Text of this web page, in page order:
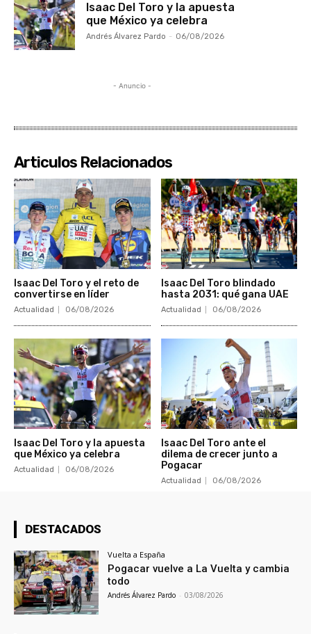
Isaac Del Toro y la apuesta
que México ya celebra
Andrés Álvarez Pardo - 06/08/2026
- Anuncio -
Articulos Relacionados
Isaac Del Toro y el reto de
convertirse en líder
Actualidad 06/08/2026
Isaac Del Toro blindado
hasta 2031: qué gana UAE
Actualidad 06/08/2026
Isaac Del Toro y la apuesta
que México ya celebra
Actualidad 06/08/2026
Isaac Del Toro ante el
dilema de crecer junto a
Pogacar
Actualidad 06/08/2026
DESTACADOS
Vuelta a España
Pogacar vuelve a La Vuelta y cambia
todo
Andrés Álvarez Pardo - 03/08/2026